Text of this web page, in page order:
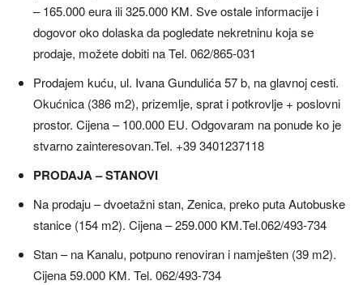
– 165.000 eura ili 325.000 KM. Sve ostale informacije i
dogovor oko dolaska da pogledate nekretninu koja se
prodaje, možete dobiti na Tel. 062/865-031
Prodajem kuću, ul. Ivana Gundulića 57 b, na glavnoj cesti.
Okućnica (386 m2), prizemlje, sprat i potkrovlje + poslovni
prostor. Cijena – 100.000 EU. Odgovaram na ponude ko je
stvarno zainteresovan.Tel. +39 3401237118
PRODAJA – STANOVI
Na prodaju – dvoetažni stan, Zenica, preko puta Autobuske
stanice (154 m2). Cijena – 259.000 KM.Tel.062/493-734
Stan – na Kanalu, potpuno renoviran i namješten (39 m2).
Cijena 59.000 KM. Tel. 062/493-734